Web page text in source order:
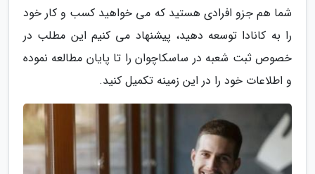
شما هم جزو افرادی هستید که می خواهید کسب و کار خود
را به کانادا توسعه دهید، پیشنهاد می کنیم این مطلب در
خصوص ثبت شعبه در ساسکاچوان را تا پایان مطالعه نموده
و اطلاعات خود را در این زمینه تکمیل کنید.